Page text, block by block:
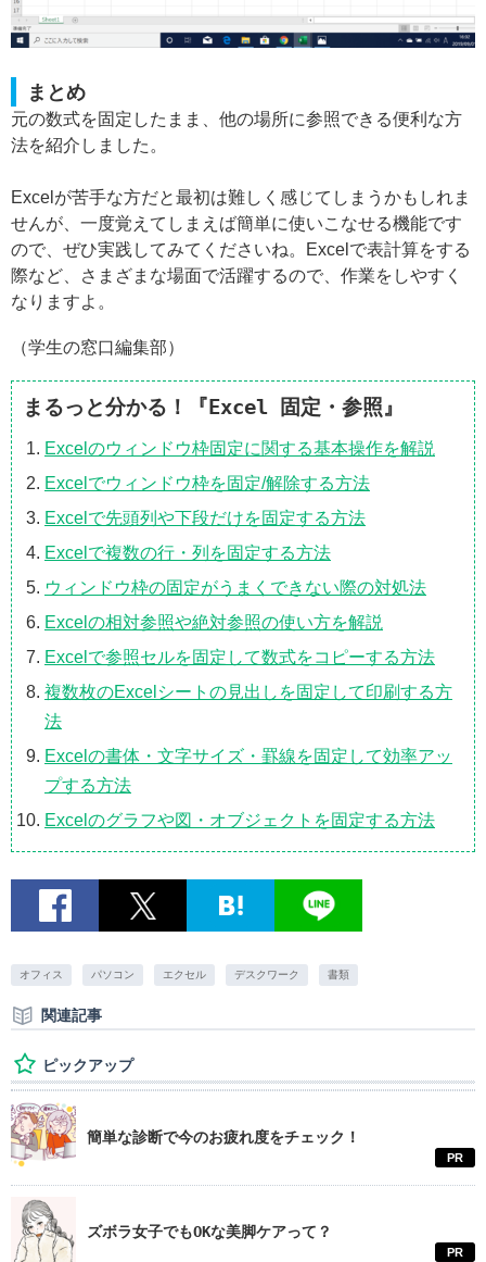
まとめ
元の数式を固定したまま、他の場所に参照できる便利な方
法を紹介しました。
Excelが苦手な方だと最初は難しく感じてしまうかもしれま
せんが、一度覚えてしまえば簡単に使いこなせる機能です
ので、ぜひ実践してみてくださいね。Excelで表計算をする
際など、さまざまな場面で活躍するので、作業をしやすく
なりますよ。
（学生の窓口編集部）
まるっと分かる！『Excel 固定・参照』
Excelのウィンドウ枠固定に関する基本操作を解説
Excelでウィンドウ枠を固定/解除する方法
Excelで先頭列や下段だけを固定する方法
Excelで複数の行・列を固定する方法
ウィンドウ枠の固定がうまくできない際の対処法
Excelの相対参照や絶対参照の使い方を解説
Excelで参照セルを固定して数式をコピーする方法
複数枚のExcelシートの見出しを固定して印刷する方
法
Excelの書体・文字サイズ・罫線を固定して効率アッ
プする方法
Excelのグラフや図・オブジェクトを固定する方法
オフィス パソコン エクセル デスクワーク 書類
関連記事
ピックアップ
簡単な診断で今のお疲れ度をチェック！
PR
ズボラ女子でもOKな美脚ケアって？
PR